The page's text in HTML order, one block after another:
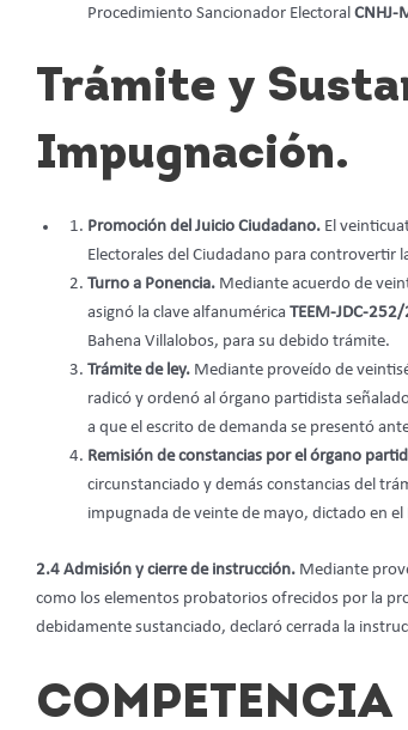
Procedimiento Sancionador Electoral CNHJ-
Trámite y
Impugnación.
Promoción del Juicio Ciudadano. El
Electorales del Ciudadano para controvertir
Turno a Ponencia. Mediante acuerdo de
asignó la clave alfanumérica TEEM-JDC-
Bahena Villalobos, para su debido trámite.
Trámite de ley. Mediante proveído de
radicó y ordenó al órgano partidista
a que el escrito de demanda se presentó
Remisión de constancias por el órgano
circunstanciado y demás constancias del
impugnada de veinte de mayo, dictado en
2.4 Admisión y cierre de instrucción. Mediante
como los elementos probatorios ofrecidos por la
debidamente sustanciado, declaró cerrada la
COMPETENCIA